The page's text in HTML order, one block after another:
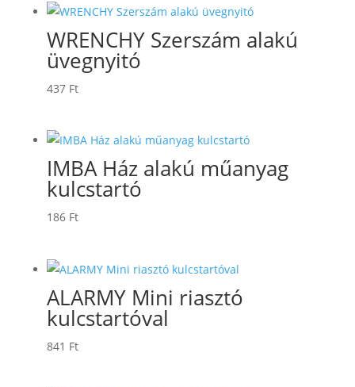
WRENCHY Szerszám alakú
üvegnyitó
437 Ft
IMBA Ház alakú műanyag
kulcstartó
186 Ft
ALARMY Mini riasztó
kulcstartóval
841 Ft